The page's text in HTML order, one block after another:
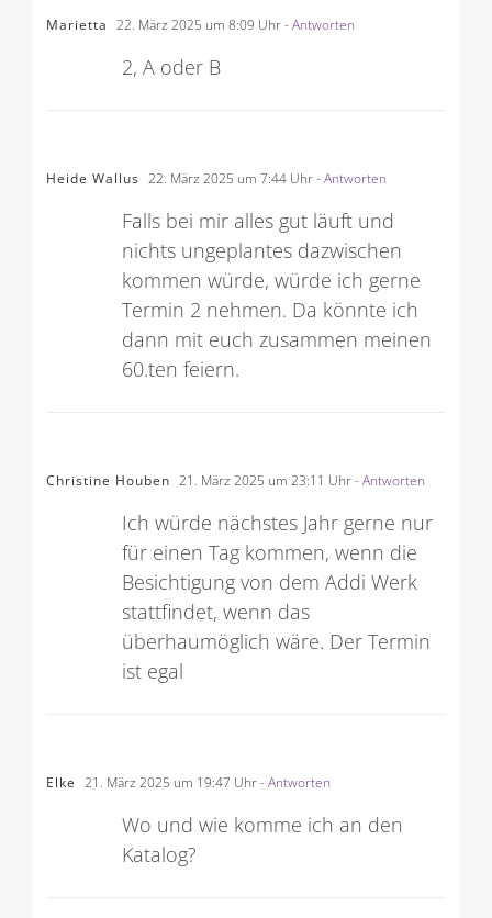
Marietta 22. März 2025 um 8:09 Uhr- Antworten
2, A oder B
Heide Wallus 22. März 2025 um 7:44 Uhr- Antworten
Falls bei mir alles gut läuft und
nichts ungeplantes dazwischen
kommen würde, würde ich gerne
Termin 2 nehmen. Da könnte ich
dann mit euch zusammen meinen
60.ten feiern.
Christine Houben 21. März 2025 um 23:11 Uhr- Antworten
Ich würde nächstes Jahr gerne nur
für einen Tag kommen, wenn die
Besichtigung von dem Addi Werk
stattfindet, wenn das
überhaumöglich wäre. Der Termin
ist egal
Elke 21. März 2025 um 19:47 Uhr- Antworten
Wo und wie komme ich an den
Katalog?